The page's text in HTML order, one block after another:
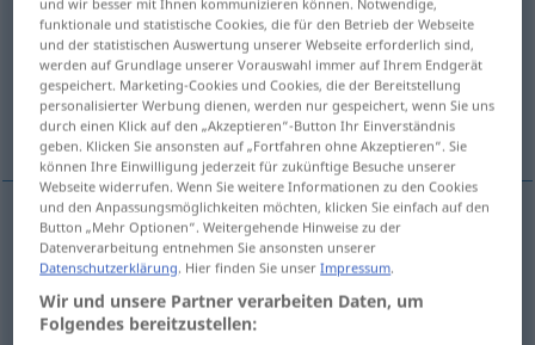
Übersicht aller Übersetzungen
(Für mehr Details die Übersetzung anklicken/antippen)
Verlust, Schaden, Ausfall, Einbuße
Verlustm gubitak
Einbußef gubitak
funktionale und statistische Cookies, die für den Betrieb der Webseite
und der statistischen Auswertung unserer Webseite erforderlich sind,
werden auf Grundlage unserer Vorauswahl immer auf Ihrem Endgerät
gespeichert. Marketing-Cookies und Cookies, die der Bereitstellung
personalisierter Werbung dienen, werden nur gespeichert, wenn Sie uns
durch einen Klick auf den „Akzeptieren“-Button Ihr Einverständnis
geben. Klicken Sie ansonsten auf „Fortfahren ohne Akzeptieren“. Sie
können Ihre Einwilligung jederzeit für zukünftige Besuche unserer
Webseite widerrufen. Wenn Sie weitere Informationen zu den Cookies
und den Anpassungsmöglichkeiten möchten, klicken Sie einfach auf den
Button „Mehr Optionen“. Weitergehende Hinweise zu der
Datenverarbeitung entnehmen Sie ansonsten unserer
Datenschutzerklärung. Hier finden Sie unserImpressum.
Wir und unsere Partner verarbeiten Daten, um
Folgendes bereitzustellen: